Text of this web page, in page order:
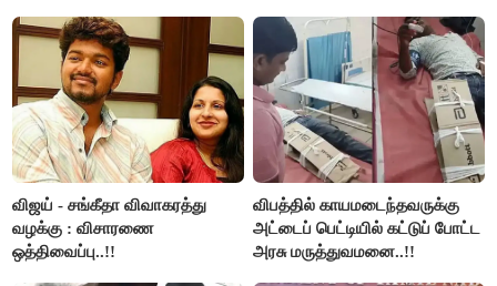
விஜய் - சங்கீதா விவாகரத்து
வழக்கு : விசாரணை
ஒத்திவைப்பு..!!
விபத்தில் காயமடைந்தவருக்கு
அட்டைப் பெட்டியில் கட்டுப் போட்ட
அரசு மருத்துவமனை..!!